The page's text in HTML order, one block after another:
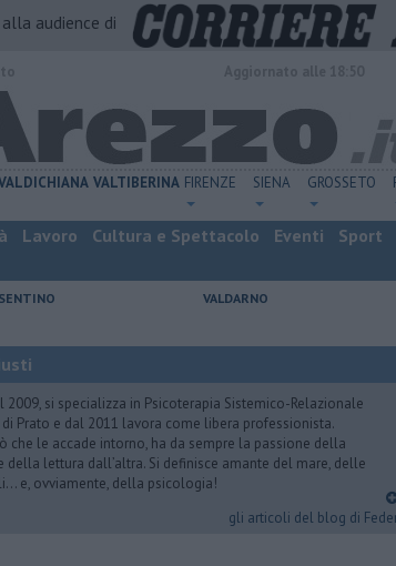
audience di
VALTIBERINA FIRENZE SIENA GROSSETO
Lavoro Cultura e Spettacolo Eventi Sport
VALDARNO
2009, si specializza in Psicoterapia Sistemico-Relazionale
di Prato e dal 2011 lavora come libera professionista.
che le accade intorno, ha da sempre la passione della
della lettura dall’altra. Si definisce amante del mare, delle
e, ovviamente, della psicologia!
gli articoli del blog di